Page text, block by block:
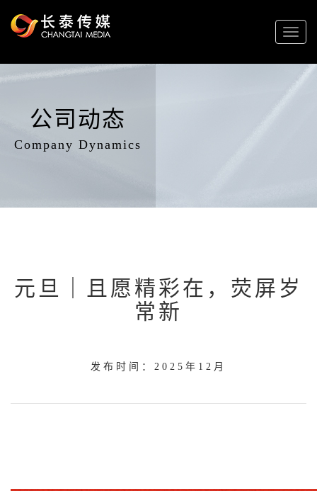
Toggle
公司动态
Company Dynamics
元旦｜且愿精彩在，荧屏岁
常新
发布时间：2025年12月